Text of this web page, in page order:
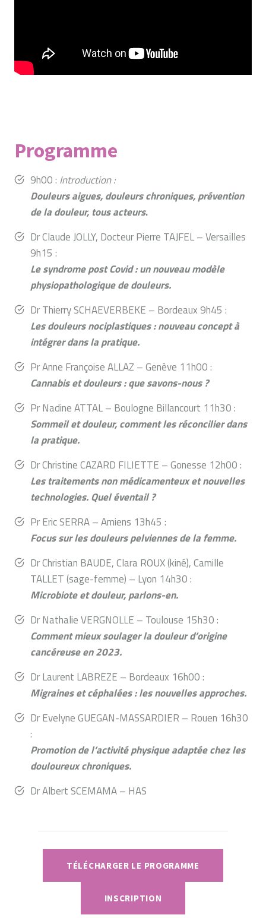
Programme
9h00 : Introduction :
Douleurs aigues, douleurs chroniques, prévention
de la douleur, tous acteurs.
Dr Claude JOLLY, Docteur Pierre TAJFEL – Versailles
9h15 :
Le syndrome post Covid : un nouveau modèle
physiopathologique de douleurs.
Dr Thierry SCHAEVERBEKE – Bordeaux 9h45 :
Les douleurs nociplastiques : nouveau concept à
intégrer dans la pratique.
Pr Anne Françoise ALLAZ – Genève 11h00 :
Cannabis et douleurs : que savons-nous ?
Pr Nadine ATTAL – Boulogne Billancourt 11h30 :
Sommeil et douleur, comment les réconcilier dans
la pratique.
Dr Christine CAZARD FILIETTE – Gonesse 12h00 :
Les traitements non médicamenteux et nouvelles
technologies. Quel éventail ?
Pr Eric SERRA – Amiens 13h45 :
Focus sur les douleurs pelviennes de la femme.
Dr Christian BAUDE, Clara ROUX (kiné), Camille
TALLET (sage-femme) – Lyon 14h30 :
Microbiote et douleur, parlons-en.
Dr Nathalie VERGNOLLE – Toulouse 15h30 :
Comment mieux soulager la douleur d’origine
cancéreuse en 2023.
Dr Laurent LABREZE – Bordeaux 16h00 :
Migraines et céphalées : les nouvelles approches.
Dr Evelyne GUEGAN-MASSARDIER – Rouen 16h30
:
Promotion de l’activité physique adaptée chez les
douloureux chroniques.
Dr Albert SCEMAMA – HAS
TÉLÉCHARGER LE PROGRAMME
INSCRIPTION